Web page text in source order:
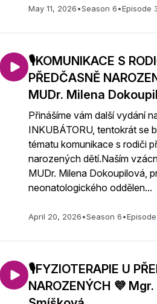
May 11, 2026•Season 6•Episode
🎙️KOMUNIKACE S
PŘEDČASNĚ
MUDr. Milena
Přinášíme vám další vydání
INKUBÁTORU, tentokrát se
tématu komunikace s rodiči
narozených dětí.Naším
MUDr. Milena Dokoupilová,
neonatologického oddělen...
April 20, 2026•Season 6•
🎙️FYZIOTERAPIE U
NAROZENÝCH 💜